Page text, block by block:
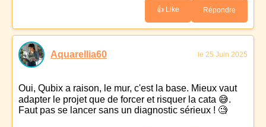
👍 Like Répondre
Aquarellia60 le 25 Juin 2025
Oui, Qubix a raison, le mur, c'est la base. Mieux vaut
adapter le projet que de forcer et risquer la cata 😅.
Faut pas se lancer sans un diagnostic sérieux ! 🧐